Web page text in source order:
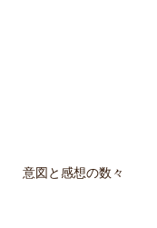
意図と感想の数々